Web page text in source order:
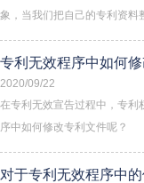
象，当我们把自己的专利资料
被别人提前申请了。在这个时
他的办法呢？
专利无效程序中如何
2020/09/22
在专利无效宣告过程中，专利
序中如何修改专利文件呢？
对于专利无效程序中